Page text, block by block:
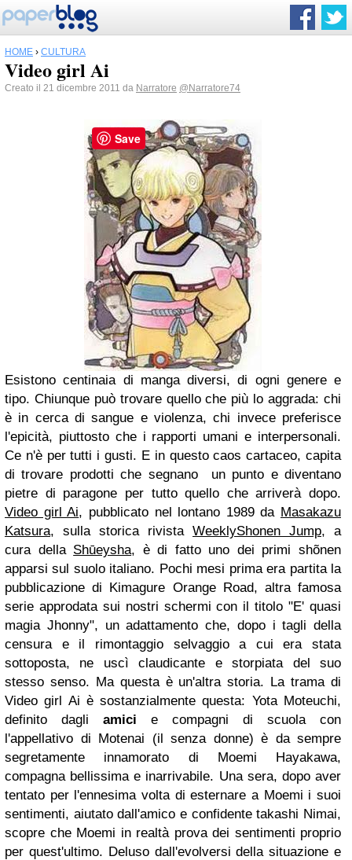
HOME › CULTURA
Video girl Ai
Creato il 21 dicembre 2011 da Narratore @Narratore74
Esistono centinaia di manga diversi, di ogni genere e
tipo. Chiunque può trovare quello che più lo aggrada: chi
è in cerca di sangue e violenza, chi invece preferisce
l'epicità, piuttosto che i rapporti umani e interpersonali.
Ce n'è per tutti i gusti. E in questo caos cartaceo, capita
di trovare prodotti che segnano un punto e diventano
pietre di paragone per tutto quello che arriverà dopo.
Video girl Ai, pubblicato nel lontano 1989 da Masakazu
Katsura, sulla storica rivista WeeklyShonen Jump, a
cura della Shūeysha, è di fatto uno dei primi shõnen
apparsi sul suolo italiano. Pochi mesi prima era partita la
pubblicazione di Kimagure Orange Road, altra famosa
serie approdata sui nostri schermi con il titolo "E' quasi
magia Jhonny", un adattamento che, dopo i tagli della
censura e il rimontaggio selvaggio a cui era stata
sottoposta, ne uscì claudicante e storpiata del suo
stesso senso. Ma questa è un'altra storia. La trama di
Video girl Ai è sostanzialmente questa: Yota Moteuchi,
definito dagli amici e compagni di scuola con
l'appellativo di Motenai (il senza donne) è da sempre
segretamente innamorato di Moemi Hayakawa,
compagna bellissima e inarrivabile. Una sera, dopo aver
tentato per l'ennesima volta di esternare a Moemi i suoi
sentimenti, aiutato dall'amico e confidente takashi Nimai,
scopre che Moemi in realtà prova dei sentimenti proprio
per quest'ultimo. Deluso dall'evolversi della situazione e
Save